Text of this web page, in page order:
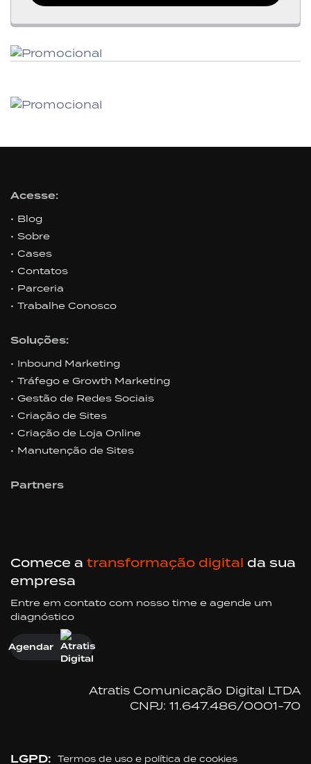
Acesse:
Blog
Sobre
Cases
Contatos
Parceria
Trabalhe Conosco
Soluções:
Inbound Marketing
Tráfego e Growth Marketing
Gestão de Redes Sociais
Criação de Sites
Criação de Loja Online
Manutenção de Sites
Partners
Comece a transformação digital da sua
empresa
Entre em contato com nosso time e agende um
diagnóstico
Agendar
Atratis Comunicação Digital LTDA
CNPJ: 11.647.486/0001-70
LGPD: Termos de uso e política de cookies